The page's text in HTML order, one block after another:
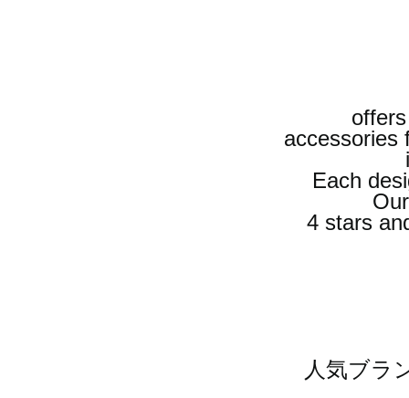
accessories
Each
4 stars
人気ブラ